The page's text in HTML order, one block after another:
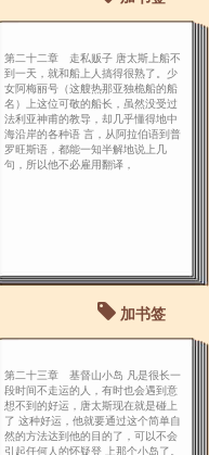
第二十二章 走私贩子 唐太斯上船不
到一天，就和船上人搞得很熟了。少
女阿梅丽号（这艘热那亚独桅船的船
名）上这位可敬的船长，虽然没受过
法利亚神甫的教导，却几乎懂得地中
海沿岸的各种语 言，从阿拉伯语到普
罗旺斯语，都能一知半解地说上几
句，所以他不必雇用翻译，
加书签
第二十三章 基督山小岛 凡是很长一
段时间不走运的人，有时也会遇到意
想不到的好运，唐太斯现在就是碰上
了 这种好运，他就要通过这个简单自
然的方法达到他的目的了，可以不会
引起任何人的怀疑登 上那个小岛了。